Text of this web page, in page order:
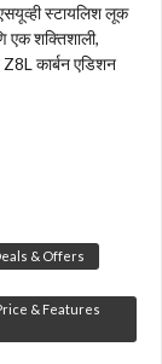
स्टायलिश लूक
एक शक्तिशाली,
Z8L कार्बन एडिशन
& Offers
& Features